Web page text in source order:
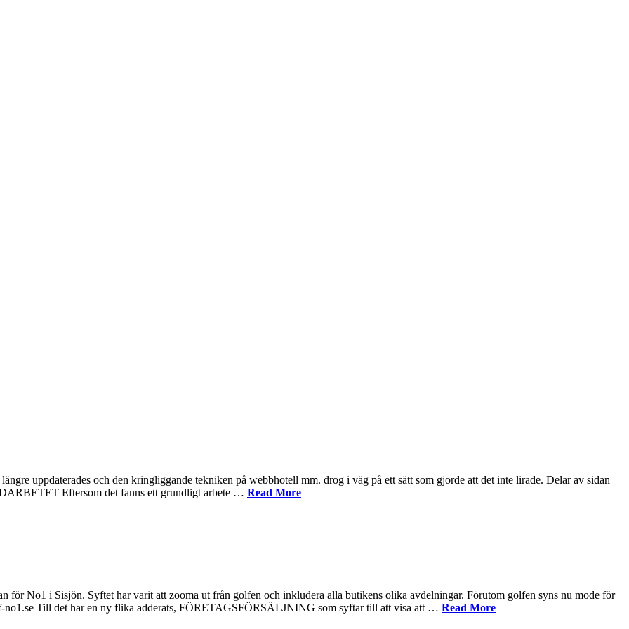
uppdaterades och den kringliggande tekniken på webbhotell mm. drog i väg på ett sätt som gjorde att det inte lirade. Delar av sidan
Eftersom det fanns ett grundligt arbete … Read More
No1 i Sisjön. Syftet har varit att zooma ut från golfen och inkludera alla butikens olika avdelningar. Förutom golfen syns nu mode för
no1.se Till det har en ny flika adderats, FÖRETAGSFÖRSÄLJNING som syftar till att visa att … Read More